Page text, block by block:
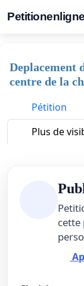
Deplacement
centre de la
Pétition
Plus de
cette